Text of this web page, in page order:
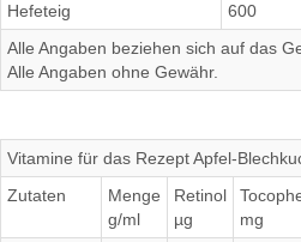
Hefeteig
600
Alle Angaben beziehen sich auf das
Alle Angaben ohne Gewähr.
Vitamine für das Rezept Apfel-
Zutaten
Menge
g/ml
Retinol
µg
mg